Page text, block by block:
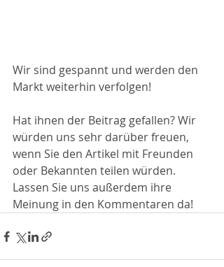
Wir sind gespannt und werden den
Markt weiterhin verfolgen!
Hat ihnen der Beitrag gefallen? Wir
würden uns sehr darüber freuen,
wenn Sie den Artikel mit Freunden
oder Bekannten teilen würden.
Lassen Sie uns außerdem ihre
Meinung in den Kommentaren da!